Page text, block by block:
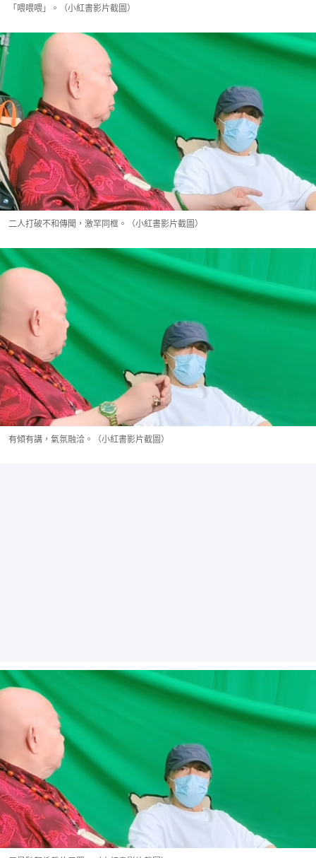
「喂喂喂」。（小紅書影片截圖）
二人打破不和傳聞，激罕同框。（小紅書影片截圖）
有傾有講，氣氛融洽。（小紅書影片截圖）